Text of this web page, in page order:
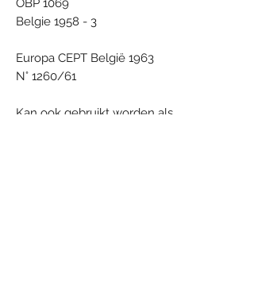
OBP 1069
Belgie 1958 - 3
Europa CEPT België 1963
N° 1260/61
Kan ook gebruikt worden als